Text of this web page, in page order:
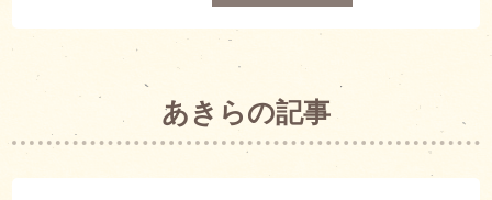
あきらの記事